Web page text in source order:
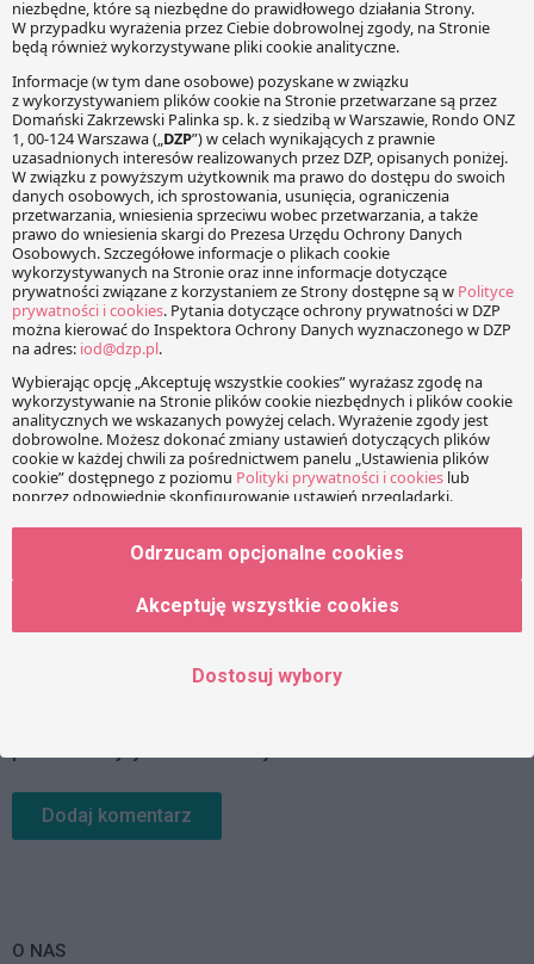
Twój adres e-mail nie zostanie opublikowany. Wymagane
pola są oznaczone*
Wiadomość
Imię
Adres e-mail
Strona www
O NAS
Odrzucam opcjonalne cookies
Akceptuję wszystkie cookies
Dostosuj wybory